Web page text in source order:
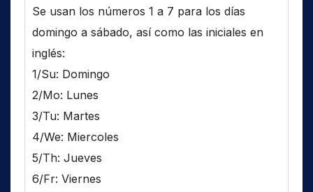
Se usan los números 1 a 7 para los días
domingo a sábado, así como las iniciales en
inglés:
1/Su: Domingo
2/Mo: Lunes
3/Tu: Martes
4/We: Miercoles
5/Th: Jueves
6/Fr: Viernes